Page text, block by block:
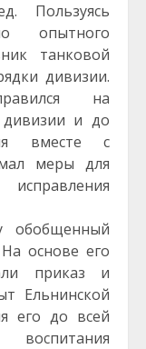
Пользуясь
опытного
танковой
дивизии.
на
дивизии и до
вместе с
меры для
обобщенный
основе его
приказ и
Ельнинской
его до всей